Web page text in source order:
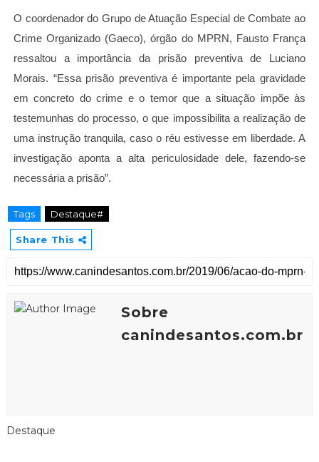
O coordenador do Grupo de Atuação Especial de Combate ao
Crime Organizado (Gaeco), órgão do MPRN, Fausto França
ressaltou a importância da prisão preventiva de Luciano
Morais. “Essa prisão preventiva é importante pela gravidade
em concreto do crime e o temor que a situação impõe às
testemunhas do processo, o que impossibilita a realização de
uma instrução tranquila, caso o réu estivesse em liberdade. A
investigação aponta a alta periculosidade dele, fazendo-se
necessária a prisão”.
Tags Destaque#
Share This
Sobre
canindesantos.com.br
Destaque